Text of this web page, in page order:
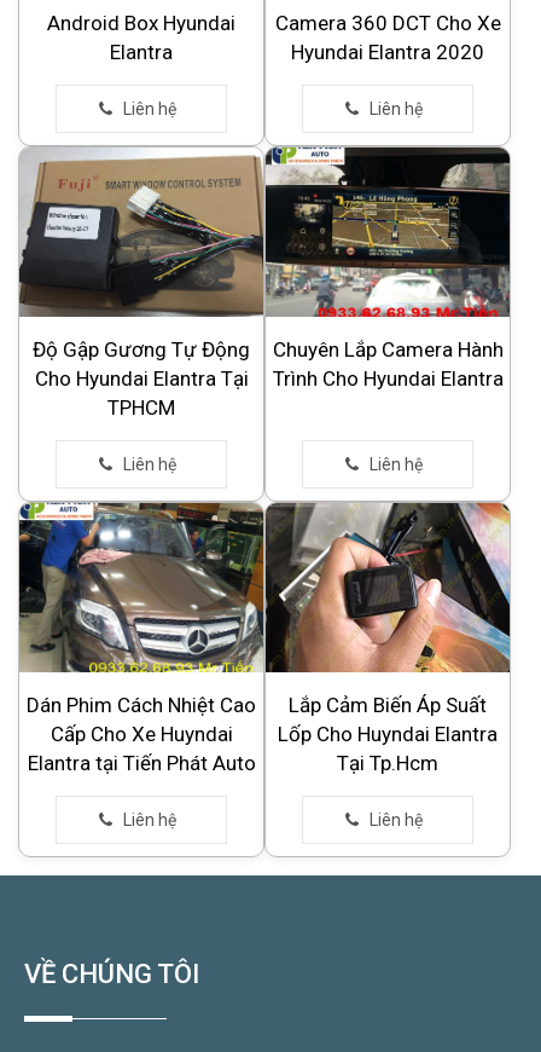
Android Box Hyundai
Elantra
Camera 360 DCT Cho Xe
Hyundai Elantra 2020
Độ Gập Gương Tự Động
Cho Hyundai Elantra Tại
TPHCM
Chuyên Lắp Camera Hành
Trình Cho Hyundai Elantra
Dán Phim Cách Nhiệt Cao
Cấp Cho Xe Huyndai
Elantra tại Tiến Phát Auto
Lắp Cảm Biến Áp Suất
Lốp Cho Huyndai Elantra
Tại Tp.Hcm
VỀ CHÚNG TÔI